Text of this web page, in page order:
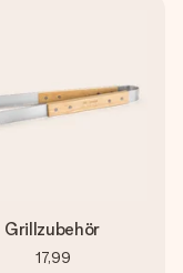
Grillzubehör
17,99